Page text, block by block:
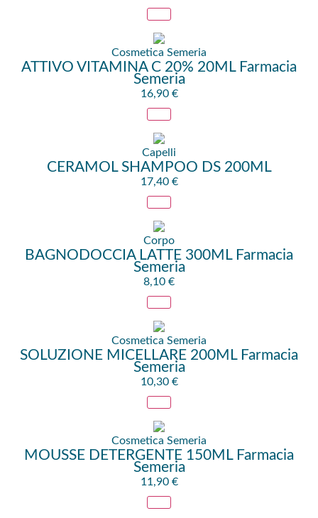
Cosmetica Semeria
ATTIVO VITAMINA C 20% 20ML Farmacia
Semeria
16,90 €
Capelli
CERAMOL SHAMPOO DS 200ML
17,40 €
Corpo
BAGNODOCCIA LATTE 300ML Farmacia
Semeria
8,10 €
Cosmetica Semeria
SOLUZIONE MICELLARE 200ML Farmacia
Semeria
10,30 €
Cosmetica Semeria
MOUSSE DETERGENTE 150ML Farmacia
Semeria
11,90 €